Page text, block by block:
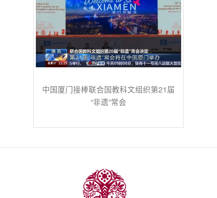
中国厦门接棒联合国教科文组织第21届
“非遗”常会